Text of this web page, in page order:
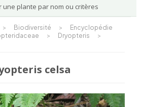
une plante par nom ou critères
> Biodiversité >
Encyclopédie
> Dryopteris
>
celsa